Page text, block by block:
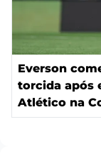
Everson
torcida após
Atlético na